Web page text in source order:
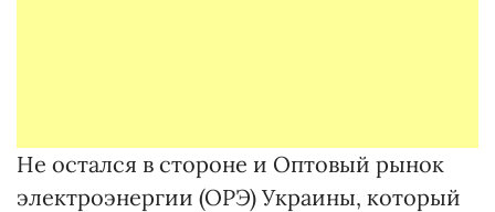
Не остался в стороне и Оптовый рынок
электроэнергии (ОРЭ) Украины, который